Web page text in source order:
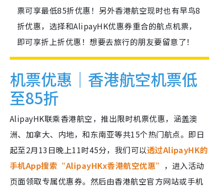
票可享最低85折优惠！另外香港航空现时也有早鸟8
折优惠，选择和AlipayHK优惠券重合的航点机票，
即可享折上折优惠！想要去旅行的朋友要留意了！
机票优惠｜香港航空机票低
至85折
AlipayHK联乘香港航空，推出限时机票优惠，涵盖澳
洲、加拿大、内地，和东南亚等共15个热门航点。即日
起至2月13日晚上11时45分，我们可以透过AlipayHK的
手机App搜索“AlipayHKx香港航空优惠” ，进入活动
页面领取专属优惠券。然后由香港航空官方网站或手机